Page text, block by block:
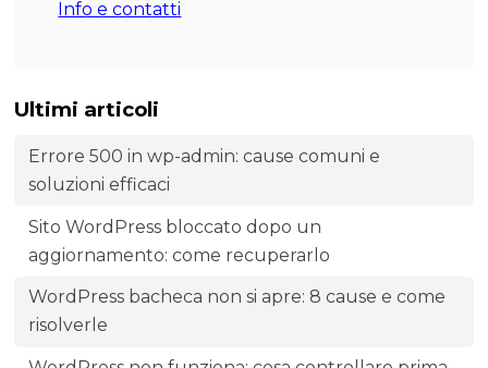
Info e contatti
Ultimi articoli
Errore 500 in wp-admin: cause comuni e
soluzioni efficaci
Sito WordPress bloccato dopo un
aggiornamento: come recuperarlo
WordPress bacheca non si apre: 8 cause e come
risolverle